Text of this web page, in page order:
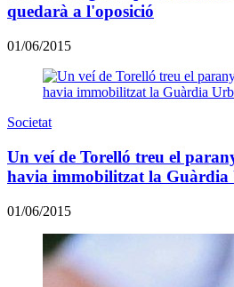
quedarà a l'oposició
01/06/2015
Societat
Un veí de Torelló treu el
havia immobilitzat la Guàrdia
01/06/2015